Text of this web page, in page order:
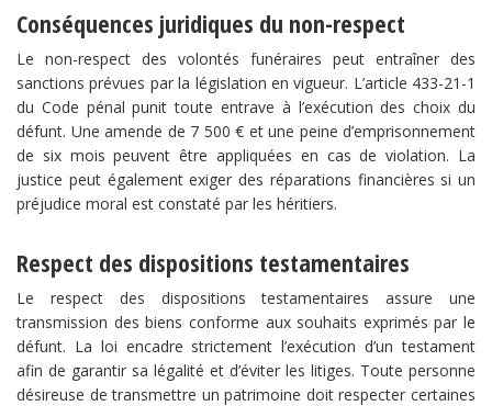
Conséquences juridiques du non-respect
Le non-respect des volontés funéraires peut entraîner des
sanctions prévues par la législation en vigueur. L’article 433-21-1
du Code pénal punit toute entrave à l’exécution des choix du
défunt. Une amende de 7 500 € et une peine d’emprisonnement
de six mois peuvent être appliquées en cas de violation. La
justice peut également exiger des réparations financières si un
préjudice moral est constaté par les héritiers.
Respect des dispositions testamentaires
Le respect des dispositions testamentaires assure une
transmission des biens conforme aux souhaits exprimés par le
défunt. La loi encadre strictement l’exécution d’un testament
afin de garantir sa légalité et d’éviter les litiges. Toute personne
désireuse de transmettre un patrimoine doit respecter certaines